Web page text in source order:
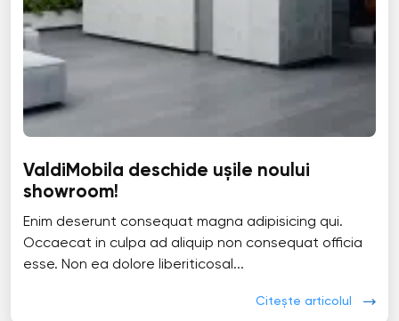
ValdiMobila deschide ușile noului
showroom!
Enim deserunt consequat magna adipisicing qui.
Occaecat in culpa ad aliquip non consequat officia
esse. Non ea dolore liberiticosal...
Citește articolul